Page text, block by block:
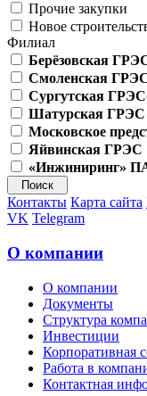
Прочие закупки
Новое
Филиал
Берёзовская
Смоленская
Сургутская
Шатурская ГРЭС
Московское
Яйвинская ГРЭС
«Инжиниринг»
Контакты Карта сайта
VK Telegram
О компании
О компании
Документы
Структура
Инвестиции
Корпоративная
Работа в
Контактная